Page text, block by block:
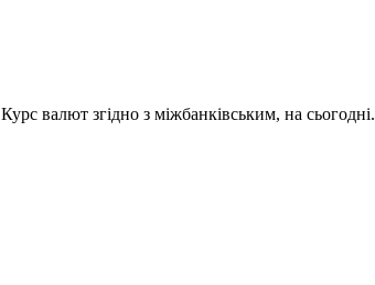
Курс валют згідно з міжбанківським, на сьогодні.